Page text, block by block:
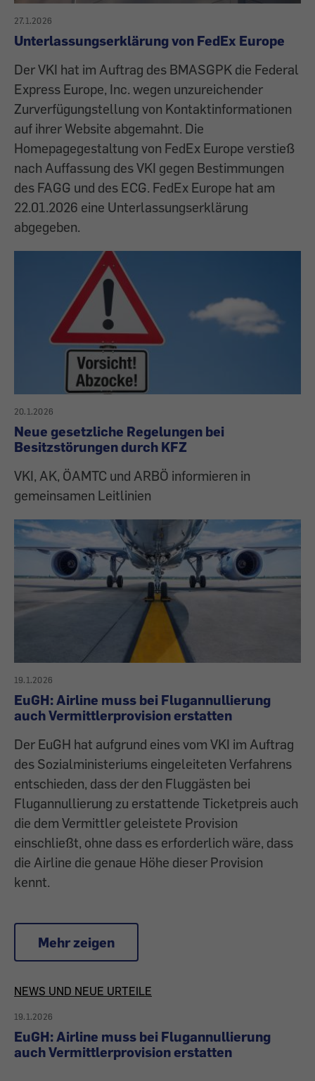
27.1.2026
Unterlassungserklärung von FedEx Europe
Der VKI hat im Auftrag des BMASGPK die Federal
Express Europe, Inc. wegen unzureichender
Zurverfügungstellung von Kontaktinformationen
auf ihrer Website abgemahnt. Die
Homepagegestaltung von FedEx Europe verstieß
nach Auffassung des VKI gegen Bestimmungen
des FAGG und des ECG. FedEx Europe hat am
22.01.2026 eine Unterlassungserklärung
abgegeben.
20.1.2026
Neue gesetzliche Regelungen bei
Besitzstörungen durch KFZ
VKI, AK, ÖAMTC und ARBÖ informieren in
gemeinsamen Leitlinien
19.1.2026
EuGH: Airline muss bei Flugannullierung
auch Vermittlerprovision erstatten
Der EuGH hat aufgrund eines vom VKI im Auftrag
des Sozialministeriums eingeleiteten Verfahrens
entschieden, dass der den Fluggästen bei
Flugannullierung zu erstattende Ticketpreis auch
die dem Vermittler geleistete Provision
einschließt, ohne dass es erforderlich wäre, dass
die Airline die genaue Höhe dieser Provision
kennt.
Mehr zeigen
Artikel
zu
News
NEWS UND NEUE URTEILE
19.1.2026
EuGH: Airline muss bei Flugannullierung
auch Vermittlerprovision erstatten